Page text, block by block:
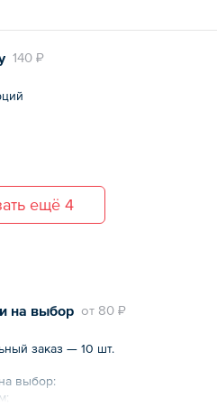
140 ₽
ещё 4
oт 80 ₽
на выбор
заказ — 10 шт.
выбор: